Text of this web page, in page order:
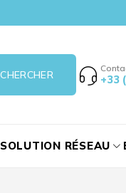
+33
SOLUTION RÉSEAU